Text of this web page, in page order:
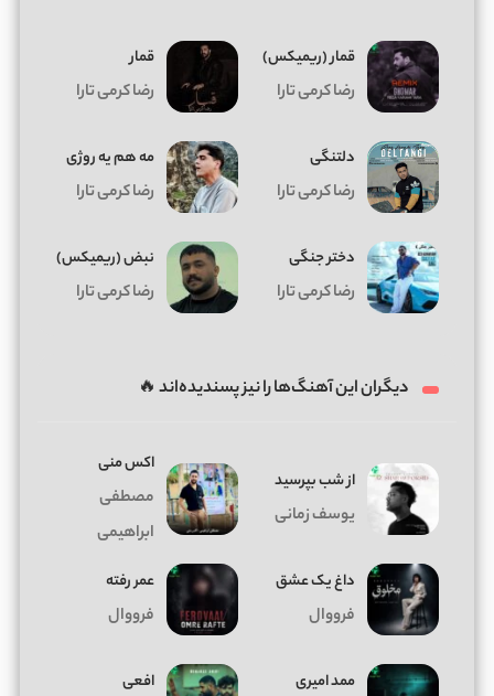
قمار (ریمیکس)
رضا کرمی تارا
قمار
رضا کرمی تارا
دلتنگی
رضا کرمی تارا
مه هم یه روژی
رضا کرمی تارا
دختر جنگی
رضا کرمی تارا
نبض (ریمیکس)
رضا کرمی تارا
دیگران این آهنگ‌ها را نیز پسندیده‌اند 🔥
از شب بپرسید
یوسف زمانی
اکس منی
مصطفی
ابراهیمی
داغ يک عشق
فرووال
عمر رفته
فرووال
ممد امیری افعی